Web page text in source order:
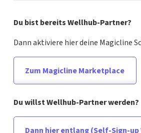
Du bist bereits Wellhub-Partner?
Dann aktiviere hier deine Magicline
Zum Magicline Marketplace
Du willst Wellhub-Partner werden?
Dann hier entlang (Self-Sign-up